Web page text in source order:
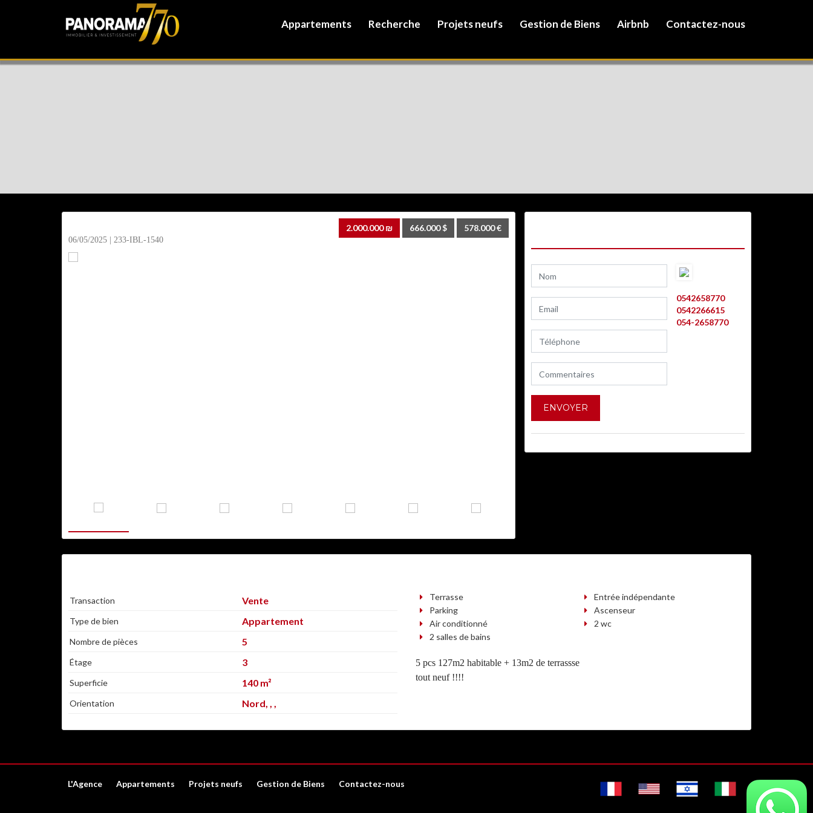
Appartements Recherche Projets neufs Gestion de Biens Airbnb Contactez-nous
2.000.000 ₪ 666.000 $ 578.000 €
06/05/2025 | 233-IBL-1540
0542658770
0542266615
054-2658770
Transaction Vente
Type de bien Appartement
Nombre de pièces 5
Étage 3
Superficie 140 m²
Orientation Nord, , ,
Terrasse
Entrée indépendante
Parking
Ascenseur
Air conditionné
2 wc
2 salles de bains
5 pcs 127m2 habitable + 13m2 de terrassse
tout neuf !!!!
L'Agence Appartements Projets neufs Gestion de Biens Contactez-nous